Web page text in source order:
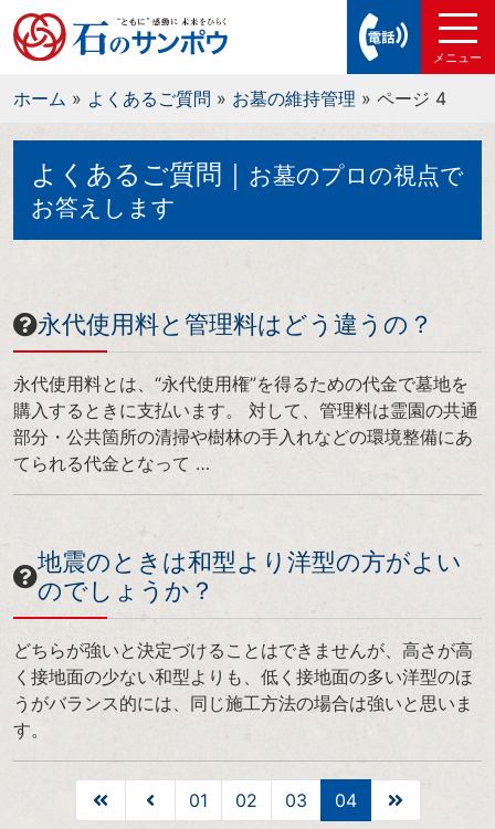
ホーム » よくあるご質問 » お墓の維持管理 » ページ 4
よくあるご質問｜
お墓のプロの視点で
お答えします
永代使用料と管理料はどう違うの？
永代使用料とは、“永代使用権”を得るための代金で墓地を
購入するときに支払います。 対して、管理料は霊園の共通
部分・公共箇所の清掃や樹林の手入れなどの環境整備にあ
てられる代金となって …
地震のときは和型より洋型の方がよい
のでしょうか？
どちらが強いと決定づけることはできませんが、高さが高
く接地面の少ない和型よりも、低く接地面の多い洋型のほ
うがバランス的には、同じ施工方法の場合は強いと思いま
す。
01 02 03 04